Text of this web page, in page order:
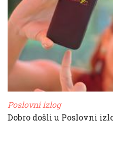
Poslovni izlog
Dobro došli u Poslovni